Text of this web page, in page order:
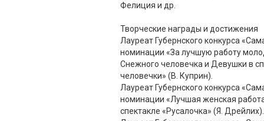
Фелиция и др.
Творческие награды и достижения
Лауреат Губернского конкурса
номинации «За лучшую работу
Снежного человечка и Девушки в
человечки» (В. Куприн).
Лауреат Губернского конкурса
номинации «Лучшая женская
спектакле «Русалочка» (Я. Дрейлих).